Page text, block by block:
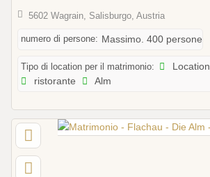
5602 Wagrain, Salisburgo, Austria
numero di persone: Massimo. 400 persone
Tipo di location per il matrimonio:
ristorante
Alm